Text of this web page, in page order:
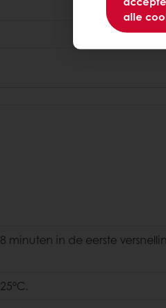
8 minuten in de eerste
25°C.
alle